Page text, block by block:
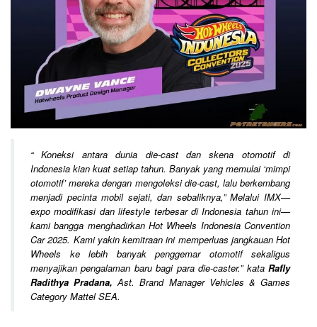
“Koneksi antara dunia die-cast dan skena otomotif di
Indonesia kian kuat setiap tahun. Banyak yang memulai ‘mimpi
otomotif’ mereka dengan mengoleksi die-cast, lalu berkembang
menjadi pecinta mobil sejati, dan sebaliknya,” Melalui IMX—
expo modifikasi dan lifestyle terbesar di Indonesia tahun ini—
kami bangga menghadirkan Hot Wheels Indonesia Convention
Car 2025. Kami yakin kemitraan ini memperluas jangkauan Hot
Wheels ke lebih banyak penggemar otomotif sekaligus
menyajikan pengalaman baru bagi para die-caster.” kataRafly
Radithya Pradana, Ast. Brand Manager Vehicles & Games
Category Mattel SEA.